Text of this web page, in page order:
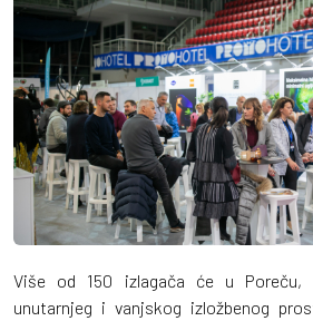
Više od 150 izlagača će u Poreču,
unutarnjeg i vanjskog izložbenog